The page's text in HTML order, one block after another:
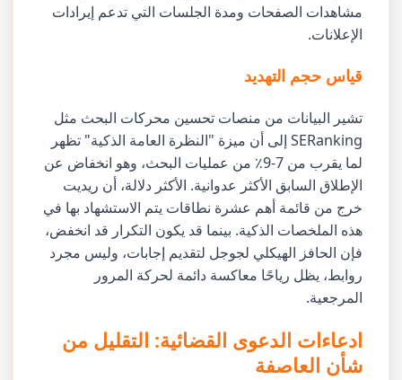
مشاهدات الصفحات ومدة الجلسات التي تدعم إيرادات
الإعلانات.
قياس حجم التهديد
تشير البيانات من منصات تحسين محركات البحث مثل
SERanking إلى أن ميزة "النظرة العامة الذكية" تظهر
لما يقرب من 7-9٪ من عمليات البحث، وهو انخفاض عن
الإطلاق السابق الأكثر عدوانية. الأكثر دلالة، أن ريديت
خرج من قائمة أهم عشرة نطاقات يتم الاستشهاد بها في
هذه الملخصات الذكية. بينما قد يكون التكرار قد انخفض،
فإن الحافز الهيكلي لجوجل لتقديم إجابات، وليس مجرد
روابط، يظل رياحًا معاكسة دائمة لحركة المرور
المرجعية.
ادعاءات الدعوى القضائية: التقليل من
شأن العاصفة